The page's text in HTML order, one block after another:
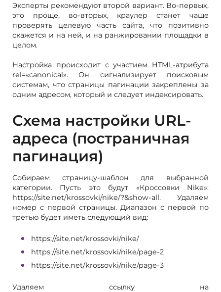
Эксперты рекомендуют второй вариант. Во-первых,
это проще, во-вторых, краулер станет чаще
проверять целевую часть сайта, что позитивно
скажется и на ней, и на ранжировании площадки в
целом.
Настройка происходит с участием HTML-атрибута
rel=«canonical». Он сигнализирует поисковым
системам, что страницы пагинации закреплены за
одним адресом, который и следует индексировать.
Схема настройки URL-
адреса (постраничная
пагинация)
Собираем страницу-шаблон для выбранной
категории. Пусть это будут «Кроссовки Nike»:
https://site.net/krossovki/nike/?&show-all. Удаляем
номер с первой страницы. Диапазон с первой по
третью будет иметь следующий вид:
https://site.net/krossovki/nike/
https://site.net/krossovki/nike/page-2
https://site.net/krossovki/nike/page-3
Удаляем ссылку на